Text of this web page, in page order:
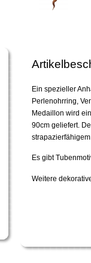
Ein spezieller
Perlenohrring,
Medaillon wird
90cm geliefert.
Es gibt
Weitere